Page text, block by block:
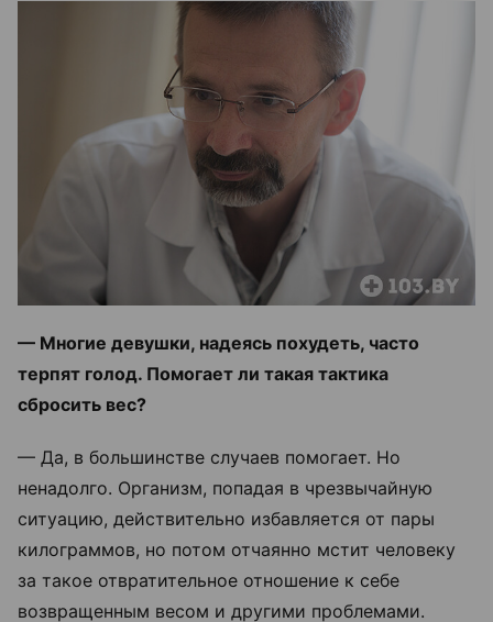
— Многие девушки, надеясь похудеть, часто
терпят голод. Помогает ли такая тактика
сбросить вес?
— Да, в большинстве случаев помогает. Но
ненадолго. Организм, попадая в чрезвычайную
ситуацию, действительно избавляется от пары
килограммов, но потом отчаянно мстит человеку
за такое отвратительное отношение к себе
возвращенным весом и другими проблемами.